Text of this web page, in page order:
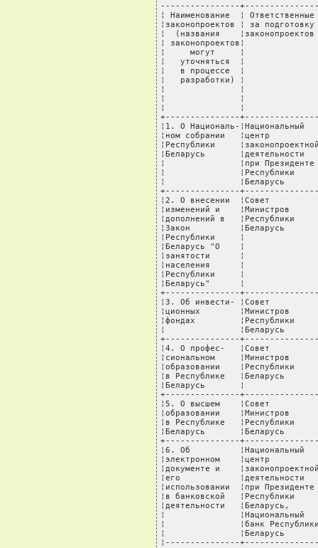
----------------
¦ Наименование  ¦
¦законопроектов ¦ за
¦  (названия
¦ законопроектов¦
¦     могут     ¦
¦   уточняться  ¦
¦   в процессе  ¦
¦   разработки) ¦
¦               ¦               ¦
¦               ¦               ¦
¦               ¦               ¦
+---------------
¦1. О Националь-
¦ном собрании   ¦центр
¦Республики
¦Беларусь
¦               ¦при
¦
¦               ¦Беларусь
+---------------
¦2. О внесении  ¦Совет
¦изменений и
¦дополнений в
¦Закон
¦Республики     ¦
¦Беларусь "О    ¦
¦занятости      ¦
¦населения      ¦
¦Республики     ¦
¦Беларусь"      ¦
+---------------
¦3. Об инвести- ¦Совет
¦ционных
¦фондах
¦               ¦Беларусь
+---------------
¦4. О профес-   ¦Совет
¦сиональном
¦образовании
¦в Республике
¦Беларусь       ¦
+---------------
¦5. О высшем    ¦Совет
¦образовании
¦в Республике
¦Беларусь
+---------------
¦6. Об
¦электронном    ¦центр
¦документе и
¦его
¦использовании  ¦при
¦в банковской
¦деятельности
¦
¦               ¦банк
¦               ¦Беларусь
¦---------------